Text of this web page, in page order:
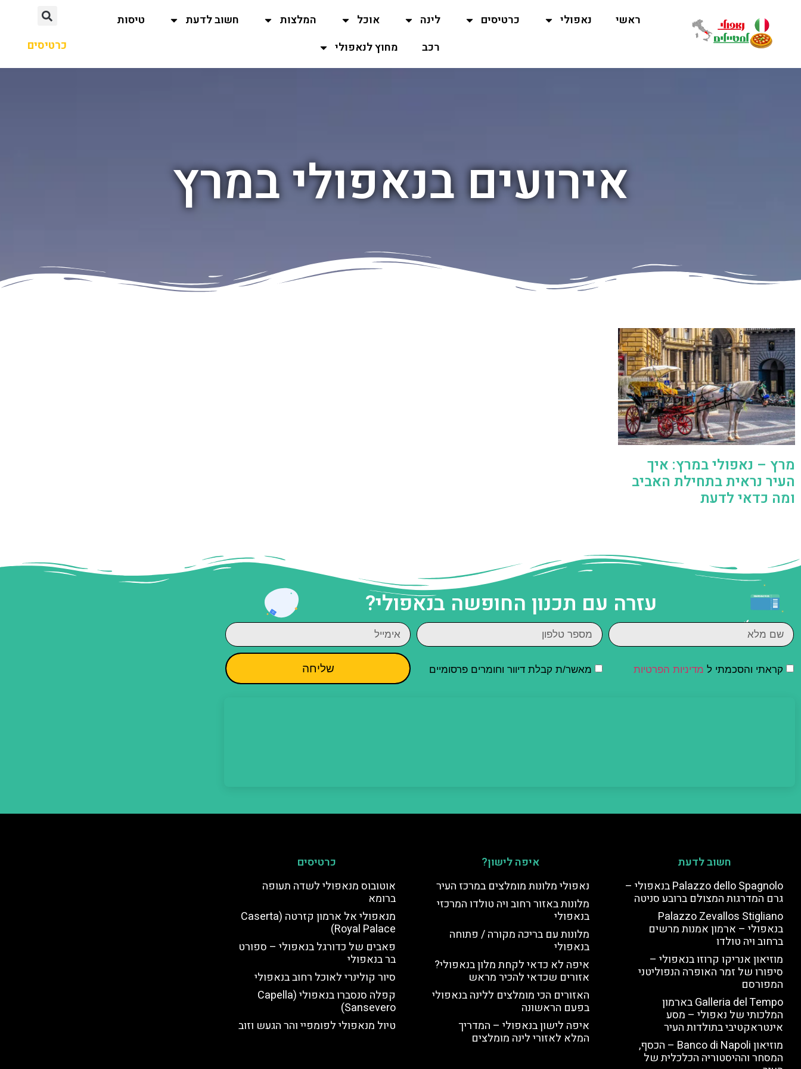
ראשי נאפולי כרטיסים לינה אוכל המלצות חשוב לדעת
טיסות
רכב
מחוץ לנאפולי כרטיסים
אירועים בנאפולי במרץ
מרץ – נאפולי במרץ: איך
העיר נראית בתחילת האביב
ומה כדאי לדעת
עזרה עם תכנון החופשה בנאפולי?
קראתי והסכמתי ל מדיניות הפרטיות מאשר/ת קבלת דיוור וחומרים פרסומיים שליחה
חשוב לדעת
Palazzo dello Spagnolo בנאפולי –
גרם המדרגות המצולם ברובע סניטה
Palazzo Zevallos Stigliano
בנאפולי – ארמון אמנות מרשים
ברחוב ויה טולדו
מוזיאון אנריקו קרוזו בנאפולי –
סיפורו של זמר האופרה הנפוליטני
המפורסם
Galleria del Tempo בארמון
המלכותי של נאפולי – מסע
אינטראקטיבי בתולדות העיר
מוזיאון Banco di Napoli – הכסף,
המסחר וההיסטוריה הכלכלית של
איפה לישון?
נאפולי מלונות מומלצים במרכז העיר
מלונות באזור רחוב ויה טולדו המרכזי
בנאפולי
מלונות עם בריכה מקורה / פתוחה
בנאפולי
איפה לא כדאי לקחת מלון בנאפולי?
אזורים שכדאי להכיר מראש
האזורים הכי מומלצים ללינה בנאפולי
בפעם הראשונה
איפה לישון בנאפולי – המדריך
המלא לאזורי לינה מומלצים
כרטיסים
אוטובוס מנאפולי לשדה תעופה
ברומא
מנאפולי אל ארמון קזרטה (Caserta
Royal Palace)
פאבים של כדורגל בנאפולי – ספורט
בר בנאפולי
סיור קולינרי לאוכל רחוב בנאפולי
קפלה סנסברו בנאפולי (Capella
Sansevero)
טיול מנאפולי לפומפיי והר הגעש וזוב